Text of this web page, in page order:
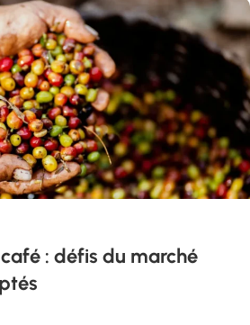
café : défis du marché